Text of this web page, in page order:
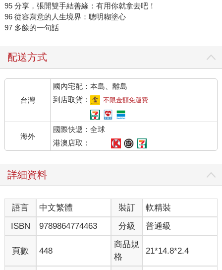
95 分享，張開雙手結善緣：有用你就拿去吧！
96 從容寫意的人生境界：聰明糊塗心
97 多餘的一句話
配送方式
台灣
國內宅配：本島、離島
到店取貨：
不限金額免運費
海外
國際快遞：全球
港澳店取：
詳細資料
語言 中文繁體 裝訂
軟精裝
ISBN
9789864774463 分級 普通級
頁數 448
商品規
格
21*14.8*2.4